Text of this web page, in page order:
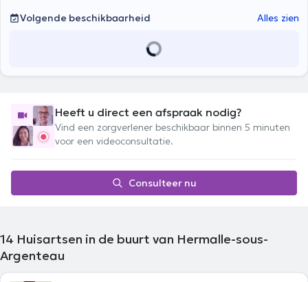
Volgende beschikbaarheid
Alles zien
Heeft u direct een afspraak nodig?
Vind een zorgverlener beschikbaar binnen 5 minuten
voor een videoconsultatie.
Consulteer nu
14 Huisartsen in de buurt van Hermalle-sous-
Argenteau